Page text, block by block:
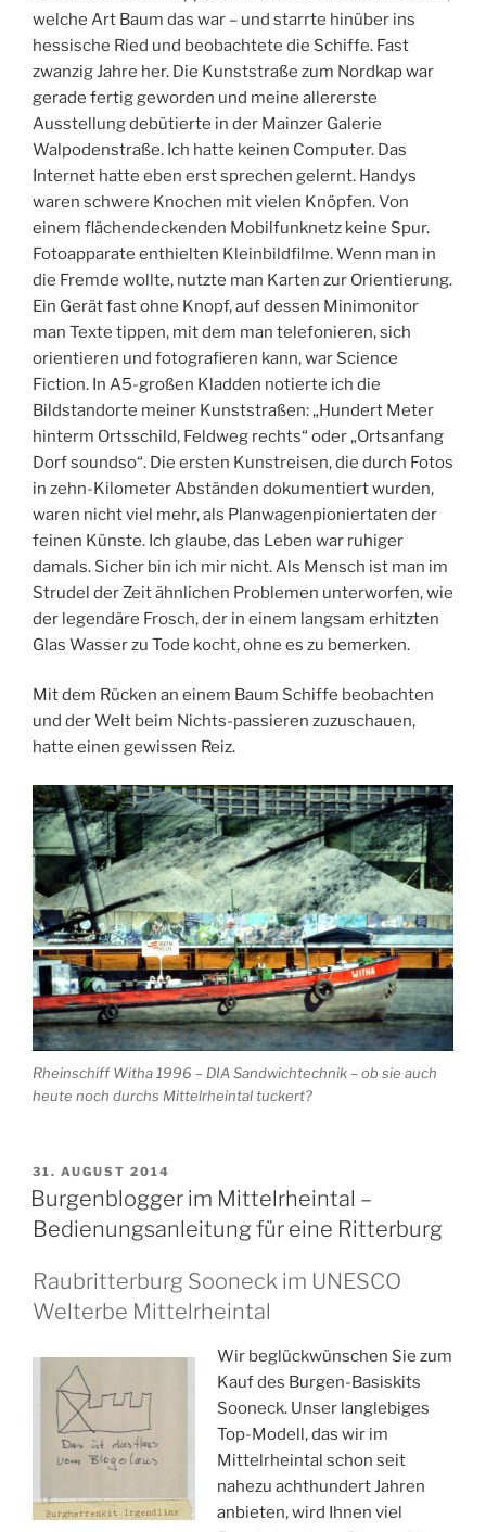
welche Art Baum das war – und starrte hinüber ins
hessische Ried und beobachtete die Schiffe. Fast
zwanzig Jahre her. Die Kunststraße zum Nordkap war
gerade fertig geworden und meine allererste
Ausstellung debütierte in der Mainzer Galerie
Walpodenstraße. Ich hatte keinen Computer. Das
Internet hatte eben erst sprechen gelernt. Handys
waren schwere Knochen mit vielen Knöpfen. Von
einem flächendeckenden Mobilfunknetz keine Spur.
Fotoapparate enthielten Kleinbildfilme. Wenn man in
die Fremde wollte, nutzte man Karten zur Orientierung.
Ein Gerät fast ohne Knopf, auf dessen Minimonitor
man Texte tippen, mit dem man telefonieren, sich
orientieren und fotografieren kann, war Science
Fiction. In A5-großen Kladden notierte ich die
Bildstandorte meiner Kunststraßen: „Hundert Meter
hinterm Ortsschild, Feldweg rechts“ oder „Ortsanfang
Dorf soundso“. Die ersten Kunstreisen, die durch Fotos
in zehn-Kilometer Abständen dokumentiert wurden,
waren nicht viel mehr, als Planwagenpioniertaten der
feinen Künste. Ich glaube, das Leben war ruhiger
damals. Sicher bin ich mir nicht. Als Mensch ist man im
Strudel der Zeit ähnlichen Problemen unterworfen, wie
der legendäre Frosch, der in einem langsam erhitzten
Glas Wasser zu Tode kocht, ohne es zu bemerken.
Mit dem Rücken an einem Baum Schiffe beobachten
und der Welt beim Nichts-passieren zuzuschauen,
hatte einen gewissen Reiz.
Rheinschiff Witha 1996 – DIA Sandwichtechnik – ob sie auch
heute noch durchs Mittelrheintal tuckert?
VERÖFFENTLICHT
AM
31. AUGUST 2014
Burgenblogger im Mittelrheintal –
Bedienungsanleitung für eine Ritterburg
Raubritterburg Sooneck im UNESCO
Welterbe Mittelrheintal
Wir beglückwünschen Sie zum
Kauf des Burgen-Basiskits
Sooneck. Unser langlebiges
Top-Modell, das wir im
Mittelrheintal schon seit
nahezu achthundert Jahren
anbieten, wird Ihnen viel